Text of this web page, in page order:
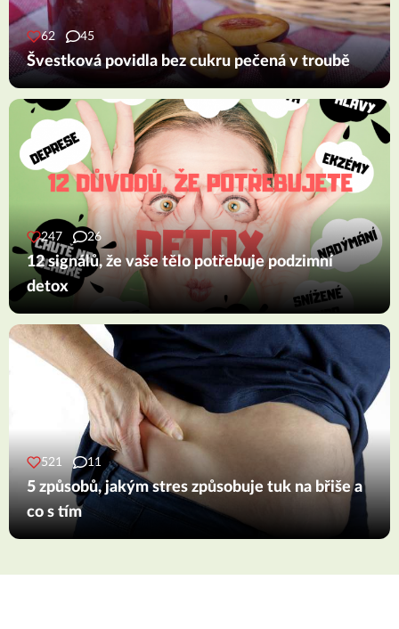
62 45
Švestková povidla bez cukru pečená v troubě
247 26
12 signálů, že vaše tělo potřebuje podzimní
detox
521 11
5 způsobů, jakým stres způsobuje tuk na břiše a
co s tím